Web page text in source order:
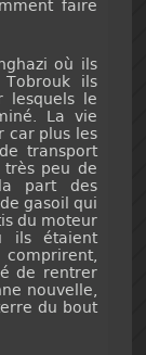
faire
où ils
ils
lesquels le
La vie
car plus les
transport
très peu de
part des
gasoil qui
du moteur
ils étaient
de rentrer
nouvelle,
du bout